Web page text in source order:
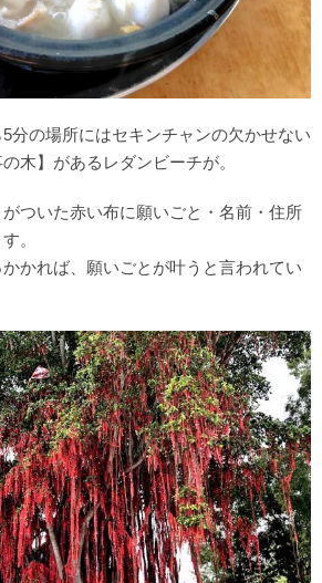
分の場所にはセキンチャンの欠かせない
木】があるレダンビーチが。
ついた赤い布に願いごと・名前・住所
。
かれば、願いごとが叶うと言われてい